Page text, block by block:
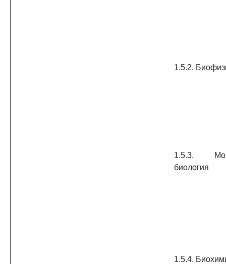
1.5.2.
1.5.3.
биология
1.5.4.